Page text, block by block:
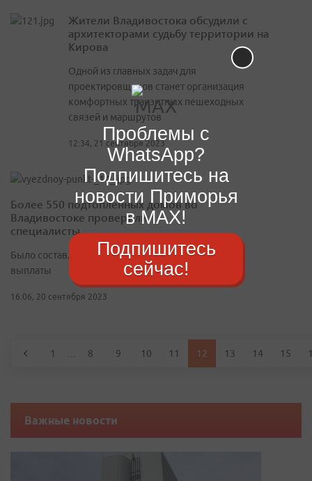
Жители Владивостока обсудили с
архитекторами судьбу территории на
Кирова
Одной из главных задач для
проектировщиков станет организация
комфортных транзитных пешеходных
связей и маршрутов
12:34, 21 сентября 2023
Более 550 подтопленных домов во
Владивостоке проверили
специалисты
Было составлено более 720 заключений на
выплаты
16:06, 20 сентября 2023
1 … 8 9 10 11 12 13 14 15
Важные новости
Проблемы с
WhatsApp?
Подпишитесь на
новости Приморья
в MAX!
Подпишитесь
сейчас!